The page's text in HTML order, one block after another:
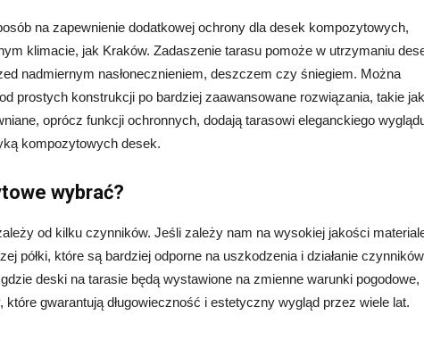
na zapewnienie dodatkowej ochrony dla desek kompozytowych,
klimacie, jak Kraków. Zadaszenie tarasu pomoże w utrzymaniu
nadmiernym nasłonecznieniem, deszczem czy śniegiem. Można
prostych konstrukcji po bardziej zaawansowane rozwiązania, takie jak
oprócz funkcji ochronnych, dodają tarasowi eleganckiego
kompozytowych desek.
wybrać?
od kilku czynników. Jeśli zależy nam na wysokiej jakości
półki, które są bardziej odporne na uszkodzenia i działanie czynników
deski na tarasie będą wystawione na zmienne warunki pogodowe,
gwarantują długowieczność i estetyczny wygląd przez wiele lat.